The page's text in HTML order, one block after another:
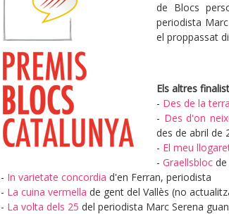
de Blocs
periodista
el proppassat
Els altres
- Des de la
- Des d'on
des de abril de
- El meu
- Graellsbloc de
- In varietate concordia d'en Ferran, periodista
- La cuina vermella de gent del Vallès (no
- La volta dels 25 del periodista Marc Serena